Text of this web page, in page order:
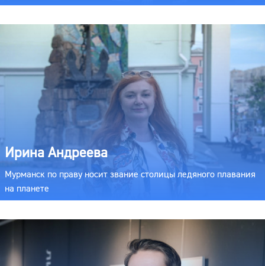
Ирина Андреева
Мурманск по праву носит звание столицы ледяного плавания
на планете